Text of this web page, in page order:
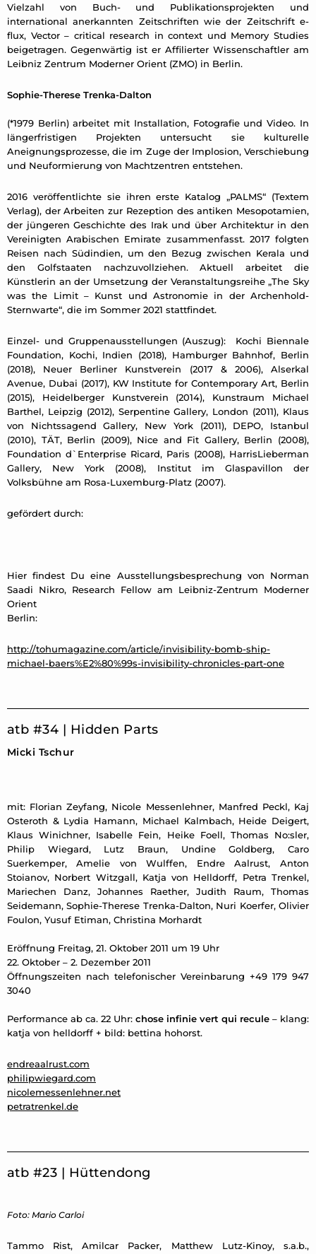
Vielzahl von Buch- und Publikationsprojekten und
international anerkannten Zeitschriften wie der Zeitschrift e-
flux, Vector – critical research in context und Memory Studies
beigetragen. Gegenwärtig ist er Affilierter Wissenschaftler am
Leibniz Zentrum Moderner Orient (ZMO) in Berlin.
Sophie-Therese Trenka-Dalton
(*1979 Berlin) arbeitet mit Installation, Fotografie und Video. In
längerfristigen Projekten untersucht sie kulturelle
Aneignungsprozesse, die im Zuge der Implosion, Verschiebung
und Neuformierung von Machtzentren entstehen.
2016 veröffentlichte sie ihren erste Katalog „PALMS“ (Textem
Verlag), der Arbeiten zur Rezeption des antiken Mesopotamien,
der jüngeren Geschichte des Irak und über Architektur in den
Vereinigten Arabischen Emirate zusammenfasst. 2017 folgten
Reisen nach Südindien, um den Bezug zwischen Kerala und
den Golfstaaten nachzuvollziehen. Aktuell arbeitet die
Künstlerin an der Umsetzung der Veranstaltungsreihe „The Sky
was the Limit – Kunst und Astronomie in der Archenhold-
Sternwarte“, die im Sommer 2021 stattfindet.
Einzel- und Gruppenausstellungen (Auszug): Kochi Biennale
Foundation, Kochi, Indien (2018), Hamburger Bahnhof, Berlin
(2018), Neuer Berliner Kunstverein (2017 & 2006), Alserkal
Avenue, Dubai (2017), KW Institute for Contemporary Art, Berlin
(2015), Heidelberger Kunstverein (2014), Kunstraum Michael
Barthel, Leipzig (2012), Serpentine Gallery, London (2011), Klaus
von Nichtssagend Gallery, New York (2011), DEPO, Istanbul
(2010), TÄT, Berlin (2009), Nice and Fit Gallery, Berlin (2008),
Foundation d`Enterprise Ricard, Paris (2008), HarrisLieberman
Gallery, New York (2008), Institut im Glaspavillon der
Volksbühne am Rosa-Luxemburg-Platz (2007).
gefördert durch:
Hier findest Du eine Ausstellungsbesprechung von Norman
Saadi Nikro, Research Fellow am Leibniz-Zentrum Moderner
Orient
Berlin:
http://tohumagazine.com/article/invisibility-bomb-ship-
michael-baers%E2%80%99s-invisibility-chronicles-part-one
atb #34 | Hidden Parts
Micki Tschur
mit: Florian Zeyfang, Nicole Messenlehner, Manfred Peckl, Kaj
Osteroth & Lydia Hamann, Michael Kalmbach, Heide Deigert,
Klaus Winichner, Isabelle Fein, Heike Foell, Thomas No:sler,
Philip Wiegard, Lutz Braun, Undine Goldberg, Caro
Suerkemper, Amelie von Wulffen, Endre Aalrust, Anton
Stoianov, Norbert Witzgall, Katja von Helldorff, Petra Trenkel,
Mariechen Danz, Johannes Raether, Judith Raum, Thomas
Seidemann, Sophie-Therese Trenka-Dalton, Nuri Koerfer, Olivier
Foulon, Yusuf Etiman, Christina Morhardt
Eröffnung Freitag, 21. Oktober 2011 um 19 Uhr
22. Oktober – 2. Dezember 2011
Öffnungszeiten nach telefonischer Vereinbarung +49 179 947
3040
Performance ab ca. 22 Uhr: chose infinie vert qui recule – klang:
katja von helldorff + bild: bettina hohorst.
endreaalrust.com
philipwiegard.com
nicolemessenlehner.net
petratrenkel.de
atb #23 | Hüttendong
Foto: Mario Carloi
Tammo Rist, Amilcar Packer, Matthew Lutz-Kinoy, s.a.b.,